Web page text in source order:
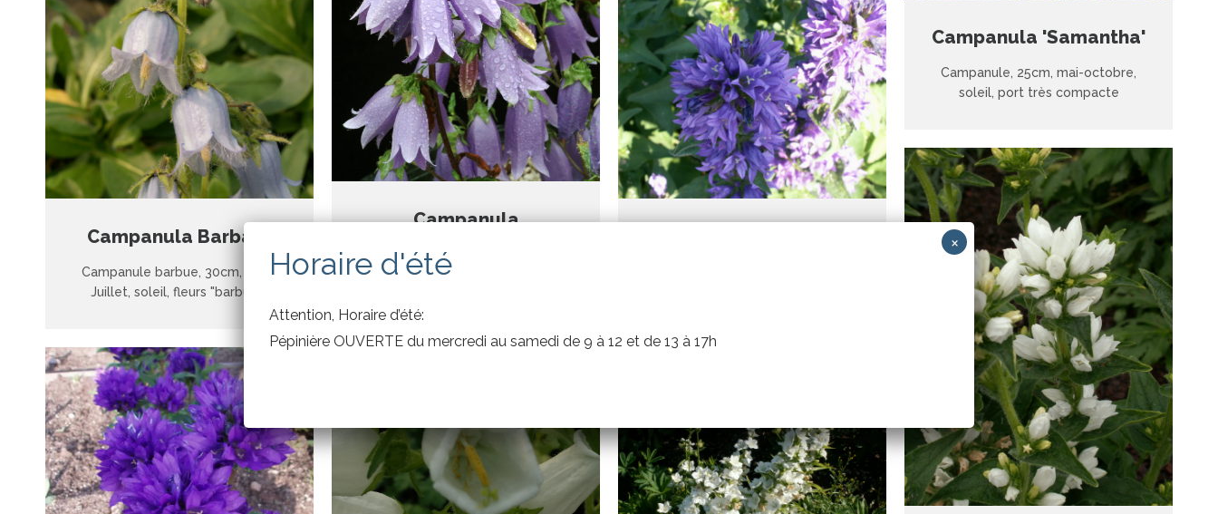
Campanula 'Samantha'
Campanule, 25cm, mai-octobre,
soleil, port très compacte
Campanula
Campanule , 80cm, Juin à
Campanula Barbata
Campanule barbue, 30cm, Mai à
Juillet, soleil, fleurs "barbues"
Horaire d'été
Attention, Horaire d’été:
Pépinière OUVERTE du mercredi au samedi de 9 à 12 et de 13 à 17h
×